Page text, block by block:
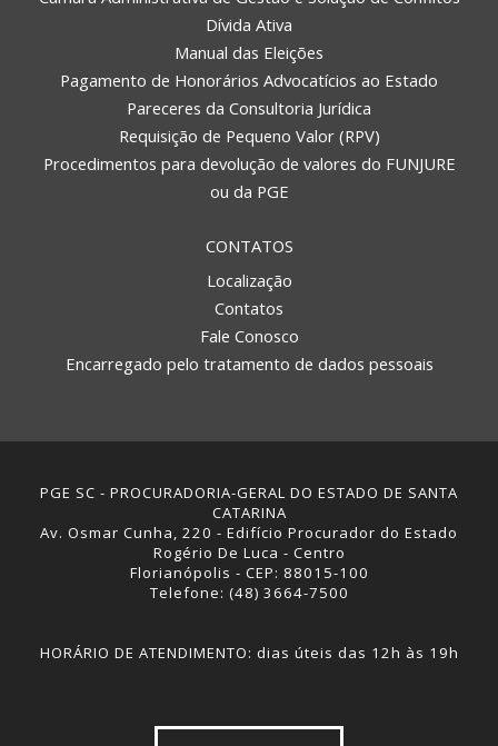
Dívida Ativa
Manual das Eleições
Pagamento de Honorários Advocatícios ao Estado
Pareceres da Consultoria Jurídica
Requisição de Pequeno Valor (RPV)
Procedimentos para devolução de valores do FUNJURE
ou da PGE
CONTATOS
Localização
Contatos
Fale Conosco
Encarregado pelo tratamento de dados pessoais
PGE SC - PROCURADORIA-GERAL DO ESTADO DE SANTA
CATARINA
Av. Osmar Cunha, 220 - Edifício Procurador do Estado
Rogério De Luca - Centro
Florianópolis - CEP: 88015-100
Telefone: (48) 3664-7500
HORÁRIO DE ATENDIMENTO: dias úteis das 12h às 19h